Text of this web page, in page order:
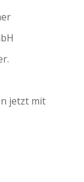
jetzt mit